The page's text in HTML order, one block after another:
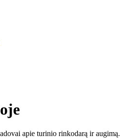
apie turinio rinkodarą ir augimą.